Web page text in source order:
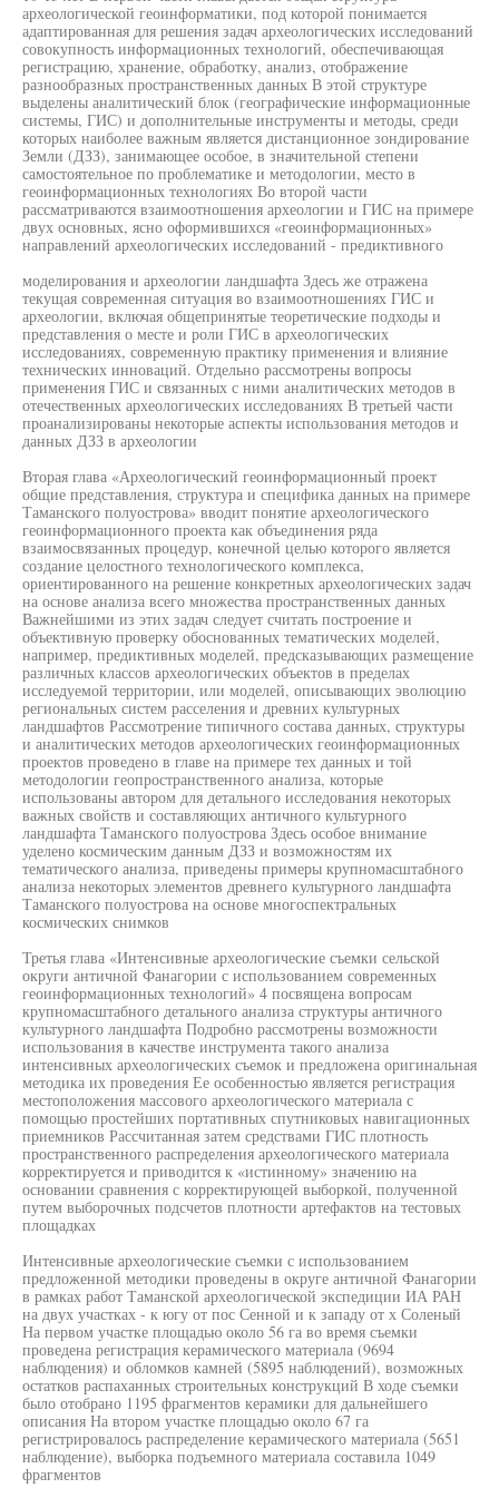
археологической геоинформатики, под которой понимается
адаптированная для решения задач археологических исследований
совокупность информационных технологий, обеспечивающая
регистрацию, хранение, обработку, анализ, отображение
разнообразных пространственных данных В этой структуре
выделены аналитический блок (географические информационные
системы, ГИС) и дополнительные инструменты и методы, среди
которых наиболее важным является дистанционное зондирование
Земли (ДЗЗ), занимающее особое, в значительной степени
самостоятельное по проблематике и методологии, место в
геоинформационных технологиях Во второй части
рассматриваются взаимоотношения археологии и ГИС на примере
двух основных, ясно оформившихся «геоинформационных»
направлений археологических исследований - предиктивного
моделирования и археологии ландшафта Здесь же отражена
текущая современная ситуация во взаимоотношениях ГИС и
археологии, включая общепринятые теоретические подходы и
представления о месте и роли ГИС в археологических
исследованиях, современную практику применения и влияние
технических инноваций. Отдельно рассмотрены вопросы
применения ГИС и связанных с ними аналитических методов в
отечественных археологических исследованиях В третьей части
проанализированы некоторые аспекты использования методов и
данных ДЗЗ в археологии
Вторая глава «Археологический геоинформационный проект
общие представления, структура и специфика данных на примере
Таманского полуострова» вводит понятие археологического
геоинформационного проекта как объединения ряда
взаимосвязанных процедур, конечной целью которого является
создание целостного технологического комплекса,
ориентированного на решение конкретных археологических задач
на основе анализа всего множества пространственных данных
Важнейшими из этих задач следует считать построение и
объективную проверку обоснованных тематических моделей,
например, предиктивных моделей, предсказывающих размещение
различных классов археологических объектов в пределах
исследуемой территории, или моделей, описывающих эволюцию
региональных систем расселения и древних культурных
ландшафтов Рассмотрение типичного состава данных, структуры
и аналитических методов археологических геоинформационных
проектов проведено в главе на примере тех данных и той
методологии геопространственного анализа, которые
использованы автором для детального исследования некоторых
важных свойств и составляющих античного культурного
ландшафта Таманского полуострова Здесь особое внимание
уделено космическим данным ДЗЗ и возможностям их
тематического анализа, приведены примеры крупномасштабного
анализа некоторых элементов древнего культурного ландшафта
Таманского полуострова на основе многоспектральных
космических снимков
Третья глава «Интенсивные археологические съемки сельской
округи античной Фанагории с использованием современных
геоинформационных технологий» 4 посвящена вопросам
крупномасштабного детального анализа структуры античного
культурного ландшафта Подробно рассмотрены возможности
использования в качестве инструмента такого анализа
интенсивных археологических съемок и предложена оригинальная
методика их проведения Ее особенностью является регистрация
местоположения массового археологического материала с
помощью простейших портативных спутниковых навигационных
приемников Рассчитанная затем средствами ГИС плотность
пространственного распределения археологического материала
корректируется и приводится к «истинному» значению на
основании сравнения с корректирующей выборкой, полученной
путем выборочных подсчетов плотности артефактов на тестовых
площадках
Интенсивные археологические съемки с использованием
предложенной методики проведены в округе античной Фанагории
в рамках работ Таманской археологической экспедиции ИА РАН
на двух участках - к югу от пос Сенной и к западу от х Соленый
На первом участке площадью около 56 га во время съемки
проведена регистрация керамического материала (9694
наблюдения) и обломков камней (5895 наблюдений), возможных
остатков распаханных строительных конструкций В ходе съемки
было отобрано 1195 фрагментов керамики для дальнейшего
описания На втором участке площадью около 67 га
регистрировалось распределение керамического материала (5651
наблюдение), выборка подъемного материала составила 1049
фрагментов